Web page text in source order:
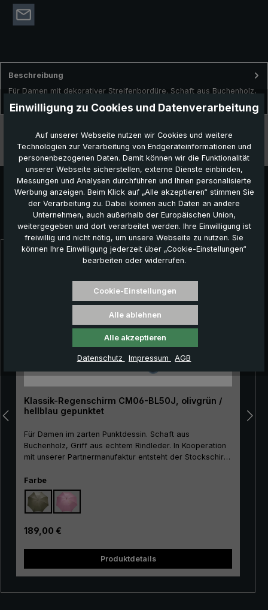
Beschreibung
Für Damen mit dekorativer Streifenbordüre. Schaft aus Buchenholz,
Griff aus Ginster mit Wurzelansatz.In Kooperation mit unse… Mehr
Besonderheiten
Produktgalerie überspringen
Das könnte Ihnen auch gefallen:
Klassik-Regenschirm CM06-BL50J, olivgrün /
hellblau gepunktet
Für Damen im zarten Punktdessin. Schaft aus
Buchenholz, Griff aus echtem Rindleder. In Kooperation
mit unserer Partnermanufaktur entsteht der Stockschirm
Regenschirm begeistert mit seinem Qualitätsgestell aus
Metall und seinem trendigen Aussehen. Die
Schirmbespannung ist aus hochwertigem, europäischem
Polyester Jacquard in einem zarten Punktdessin
gefertigt und besitzt eine angenehme Größe. Für den
Stock und die Spitze wird heimisches Buchenholz
verwendet. Das feste Holz der Buche mit seiner feinen
Struktur verleiht dem Stockschirm eine besondere
Stabilität. In liebevoller Handarbeit ist der
Einen farblich, bunten Akzent setzt das durchgefärbte,
Farbeauswählen
Regulärer Preis:
189,00 €
Produktdetails
Einwilligung zu Cookies und Datenverarbeitung
Auf unserer Webseite nutzen wir Cookies und weitere
Technologien zur Verarbeitung von Endgeräteinformationen und
personenbezogenen Daten. Damit können wir die Funktionalität
unserer Webseite sicherstellen, externe Dienste einbinden,
Messungen und Analysen durchführen und Ihnen personalisierte
Werbung anzeigen. Beim Klick auf „Alle akzeptieren“ stimmen Sie
der Verarbeitung zu. Dabei können auch Daten an andere
Unternehmen, auch außerhalb der Europäischen Union,
weitergegeben und dort verarbeitet werden. Ihre Einwilligung ist
freiwillig und nicht nötig, um unsere Webseite zu nutzen. Sie
können Ihre Einwilligung jederzeit über „Cookie-Einstellungen“
bearbeiten oder widerrufen.
Cookie-Einstellungen
Alle ablehnen
Alle akzeptieren
Datenschutz Impressum AGB